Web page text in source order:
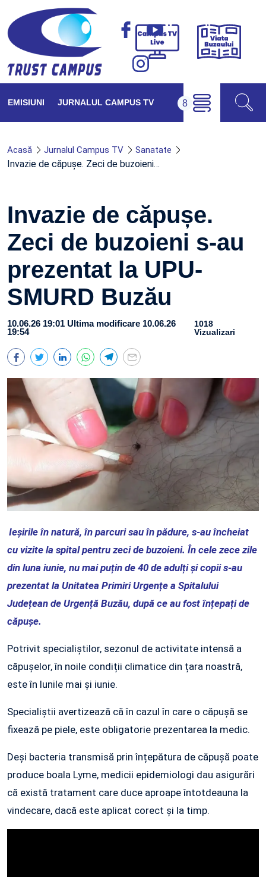
Campus
Viața
EMISIUNI JURNALUL CAMPUS TV
Acasă Jurnalul Campus TV Sanatate
Invazie de căpușe. Zeci de buzoieni…
Invazie de căpușe.
Zeci de buzoieni s-au
prezentat la UPU-
SMURD Buzău
10.06.26 19:01 Ultima modificare 10.06.26
19:54
1018
Vizualizari
Ieșirile în natură, în parcuri sau în pădure, s‑au încheiat
cu vizite la spital pentru zeci de buzoieni. În cele zece zile
din luna iunie, nu mai puțin de 40 de adulți și copii s-au
prezentat la Unitatea Primiri Urgențe a Spitalului
Județean de Urgență Buzău, după ce au fost înțepați de
căpușe.
Potrivit specialiștilor, sezonul de activitate intensă a
căpușelor, în noile condiții climatice din țara noastră,
este în lunile mai și iunie.
Specialiștii avertizează că în cazul în care o căpușă se
fixează pe piele, este obligatorie prezentarea la medic.
Deși bacteria transmisă prin înțepătura de căpușă poate
produce boala Lyme, medicii epidemiologi dau asigurări
că există tratament care duce aproape întotdeauna la
vindecare, dacă este aplicat corect și la timp.